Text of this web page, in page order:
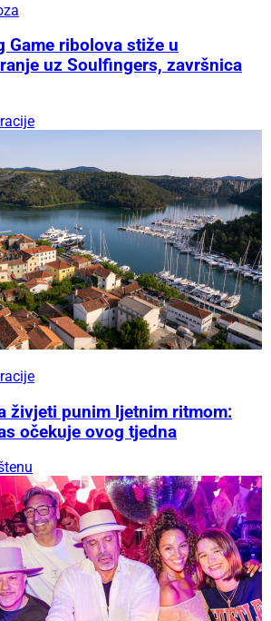
Game ribolova stiže u
uz Soulfingers, završnica
živjeti punim ljetnim ritmom:
očekuje ovog tjedna